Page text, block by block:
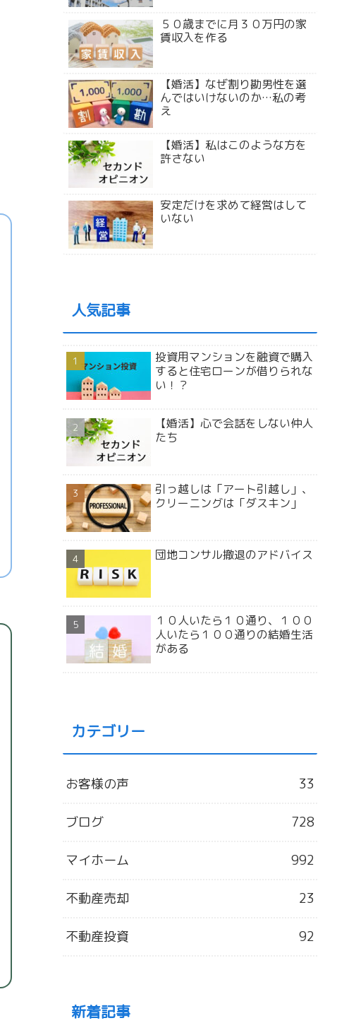
５０歳までに月３０万円の家
賃収入を作る
【婚活】なぜ割り勘男性を選
んではいけないのか…私の考
え
【婚活】私はこのような方を
許さない
安定だけを求めて経営はして
いない
人気記事
投資用マンションを融資で購入
すると住宅ローンが借りられな
い！？
【婚活】心で会話をしない仲人
たち
引っ越しは「アート引越し」、
クリーニングは「ダスキン」
団地コンサル撤退のアドバイス
１０人いたら１０通り、１００
人いたら１００通りの結婚生活
がある
カテゴリー
お客様の声 33
ブログ 728
マイホーム 992
不動産売却 23
不動産投資 92
新着記事